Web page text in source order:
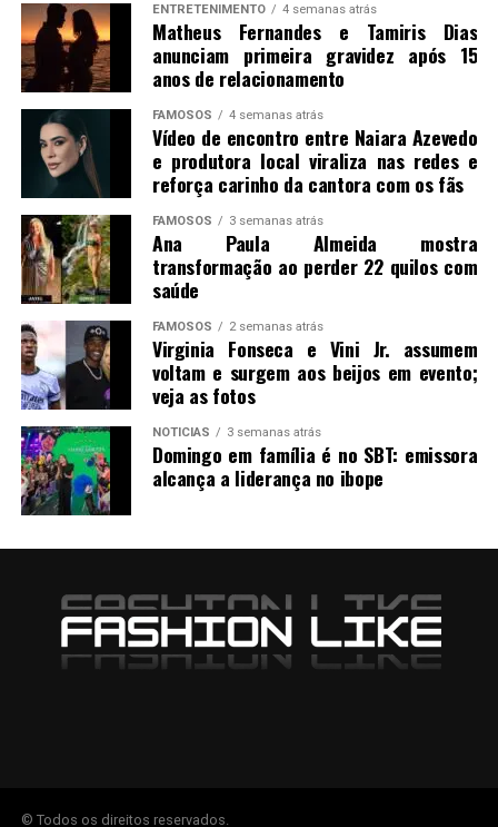
ENTRETENIMENTO 4 semanas atrás
Matheus Fernandes e Tamiris Dias
anunciam primeira gravidez após 15
anos de relacionamento
FAMOSOS 4 semanas atrás
Vídeo de encontro entre Naiara Azevedo
e produtora local viraliza nas redes e
reforça carinho da cantora com os fãs
FAMOSOS 3 semanas atrás
Ana Paula Almeida mostra
transformação ao perder 22 quilos com
saúde
FAMOSOS 2 semanas atrás
Virginia Fonseca e Vini Jr. assumem
voltam e surgem aos beijos em evento;
veja as fotos
NOTICIAS 3 semanas atrás
Domingo em família é no SBT: emissora
alcança a liderança no ibope
© Todos os direitos reservados.